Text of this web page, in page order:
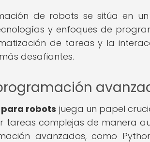
de robots se sitúa en
y enfoques de
de tareas y la
desafiantes.
robots juega un papel
complejas de manera
avanzados, como